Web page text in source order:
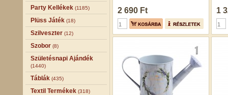
Party Kellékek (1185)
Plüss Játék (18)
Szilveszter (12)
Szobor (8)
Születésnapi Ajándék
(1440)
Táblák (435)
Textil Termékek (318)
2 690 Ft 1